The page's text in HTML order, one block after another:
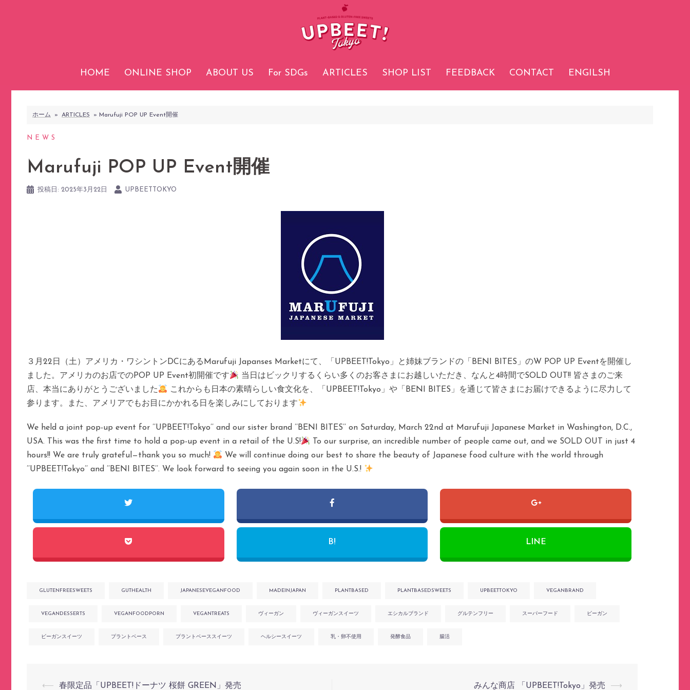
HOME ONLINE SHOP ABOUT US For SDGs ARTICLES SHOP LIST FEEDBACK CONTACT ENGILSH
ホーム » ARTICLES » Marufuji POP UP Event開催
NEWS
Marufuji POP UP Event開催
投稿日: 2025年3月22日 UPBEETTOKYO
３月22日（土）アメリカ・ワシントンDCにあるMarufuji Japanses Marketにて、「UPBEET!Tokyo」と姉妹ブランドの「BENI BITES」のW POP UP Eventを開催し
ました。アメリカのお店でのPOP UP Event初開催です
当日はビックリするくらい多くのお客さまにお越しいただき、なんと4時間でSOLD OUT!! 皆さまのご来
店、本当にありがとうございました
これからも日本の素晴らしい食文化を、「UPBEET!Tokyo」や「BENI BITES」を通じて皆さまにお届けできるように尽力して
参ります。また、アメリアでもお目にかかれる日を楽しみにしております
We held a joint pop-up event for ’’UPBEET!Tokyo’’ and our sister brand ’’BENI BITES’’ on Saturday, March 22nd at Marufuji Japanese Market in Washington, D.C.,
USA. This was the first time to hold a pop-up event in a retail of the U.S!
To our surprise, an incredible number of people came out, and we SOLD OUT in just 4
hours!! We are truly grateful—thank you so much!
We will continue doing our best to share the beauty of Japanese food culture with the world through
’’UPBEET!Tokyo’’ and ’’BENI BITES’’. We look forward to seeing you again soon in the U.S.!
B! LINE
GLUTENFREESWEETS GUTHEALTH JAPANESEVEGANFOOD MADEINJAPAN PLANTBASED PLANTBASEDSWEETS UPBEETTOKYO VEGANBRAND
VEGANDESSERTS VEGANFOODPORN VEGANTREATS ヴィーガン ヴィーガンスイーツ エシカルブランド グルテンフリー スーパーフード ビーガン
ビーガンスイーツ プラントベース プラントベーススイーツ ヘルシースイーツ 乳・卵不使用 発酵食品 腸活
⟵ 春限定品「UPBEET!ドーナツ 桜餅 GREEN」発売 みんな商店 「UPBEET!Tokyo」発売 ⟶